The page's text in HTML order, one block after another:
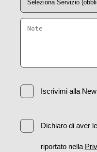
Iscrivimi alla
Dichiaro di aver
riportato nella